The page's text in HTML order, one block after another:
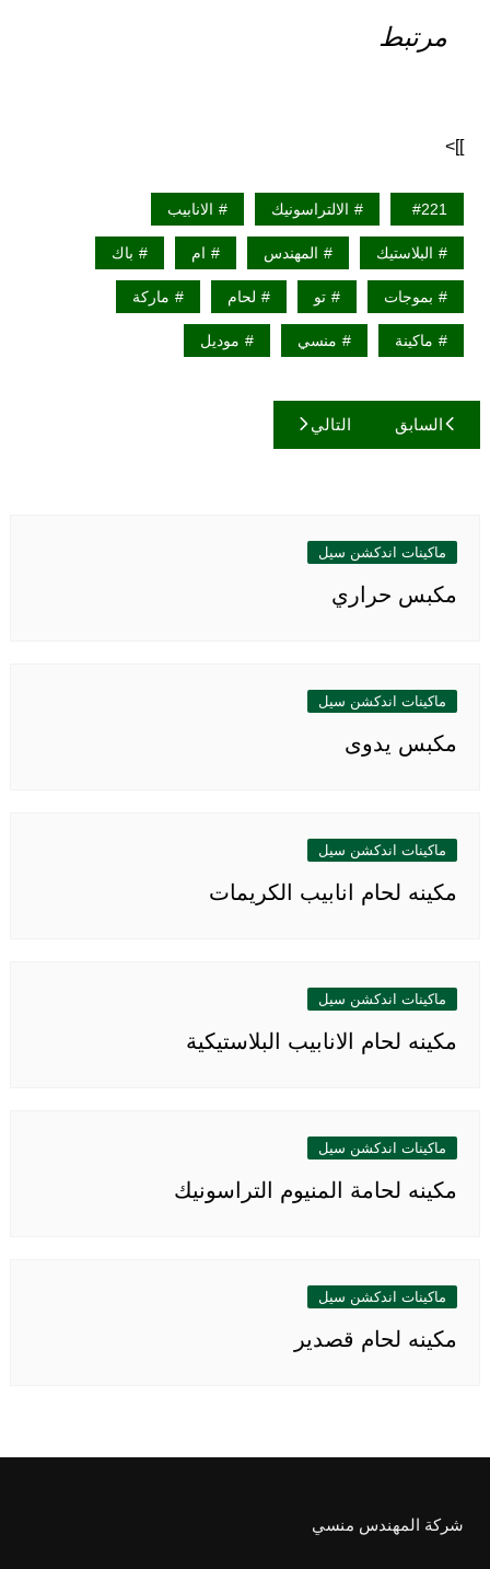
مرتبط
]]>
221 الالتراسونيك الانابيب
البلاستيك المهندس ام باك
بموجات تو لحام ماركة
ماكينة منسي موديل
تصفّح
المقالات
السابق التالي
ماكينات اندكشن سيل
مكبس حراري
ماكينات اندكشن سيل
مكبس يدوى
ماكينات اندكشن سيل
مكينه لحام انابيب الكريمات
ماكينات اندكشن سيل
مكينه لحام الانابيب البلاستيكية
ماكينات اندكشن سيل
مكينه لحامة المنيوم التراسونيك
ماكينات اندكشن سيل
مكينه لحام قصدير
شركة المهندس منسي